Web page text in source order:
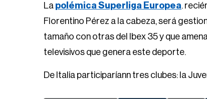
La polémica Superliga Europea.
Florentino Pérez a la cabeza, será
tamaño con otras del Ibex 35 y que
televisivos que genera este deporte.
De Italia participaríann tres clubes: la